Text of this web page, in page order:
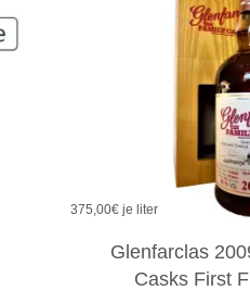
375,00€ je liter
Glenfarclas
Casks First